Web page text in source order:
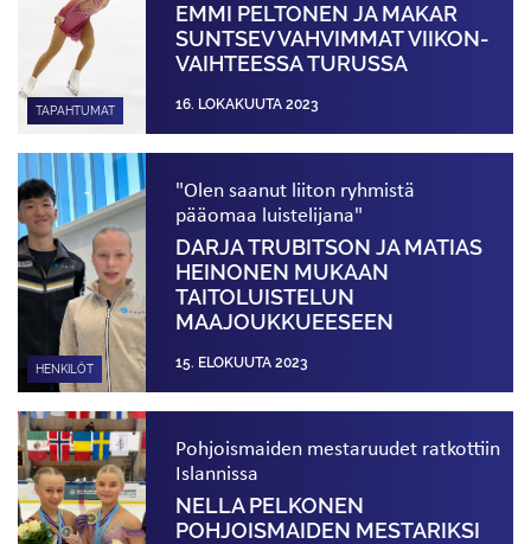
TAPAHTUMAT
EMMI PELTONEN JA MAKAR
SUNTSEV VAHVIMMAT VIIKON­
VAIHTEESSA TURUSSA
16. LOKAKUUTA 2023
HENKILÖT
"Olen saanut liiton ryhmistä
pääomaa luistelijana"
DARJA TRUBITSON JA MATIAS
HEINONEN MUKAAN
TAITOLUISTELUN
MAAJOUKKUEESEEN
15. ELOKUUTA 2023
Pohjoismaiden mestaruudet ratkottiin
Islannissa
NELLA PELKONEN
POHJOISMAIDEN MESTARIKSI